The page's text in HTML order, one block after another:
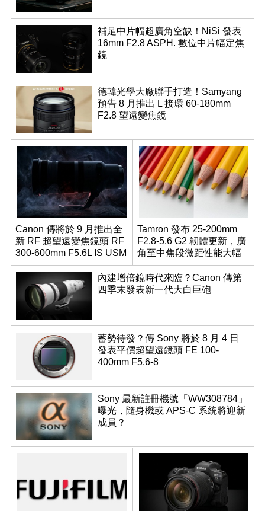
補足中片幅超廣角空缺！NiSi 發表
16mm F2.8 ASPH. 數位中片幅定焦
鏡
德韓光學大廠聯手打造！Samyang
預告 8 月推出 L 接環 60-180mm
F2.8 望遠變焦鏡
Canon 傳將於 9 月推出全
新 RF 超望遠變焦鏡頭 RF
300-600mm F5.6L IS USM
Tamron 發布 25-200mm
F2.8-5.6 G2 韌體更新，廣
角至中焦段微距性能大幅
升級
內建增倍鏡時代來臨？Canon 傳第
四季末發表新一代大白巨砲
蓄勢待發？傳 Sony 將於 8 月 4 日
發表平價超望遠鏡頭 FE 100-
400mm F5.6-8
Sony 最新註冊機號「WW308784」
曝光，隨身機或 APS-C 系統將迎新
成員？